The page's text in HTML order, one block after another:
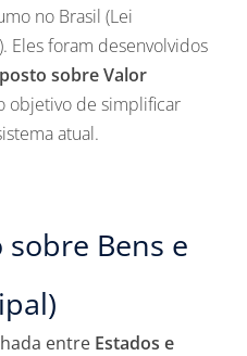
no Brasil (Lei
Eles foram desenvolvidos
sobre Valor
objetivo de simplificar
atual.
sobre Bens e
entre Estados e